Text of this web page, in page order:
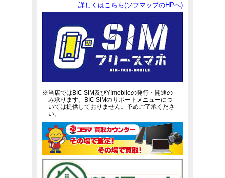
詳しくはこちら(ソフマップのHPへ)
※当店ではBIC SIM及びY!mobileの発行・開通の
み承ります。BIC SIMのサポートメニューにつ
いては提供しておりません。予めご了承くださ
い。